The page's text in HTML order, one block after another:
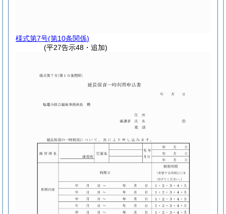
様式第7号(第10条関係)
(平27告示48・追加)